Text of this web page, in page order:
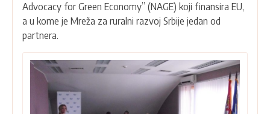
Advocacy for Green Economy’’ (NAGE) koji finansira EU,
a u kome je Mreža za ruralni razvoj Srbije jedan od
partnera.